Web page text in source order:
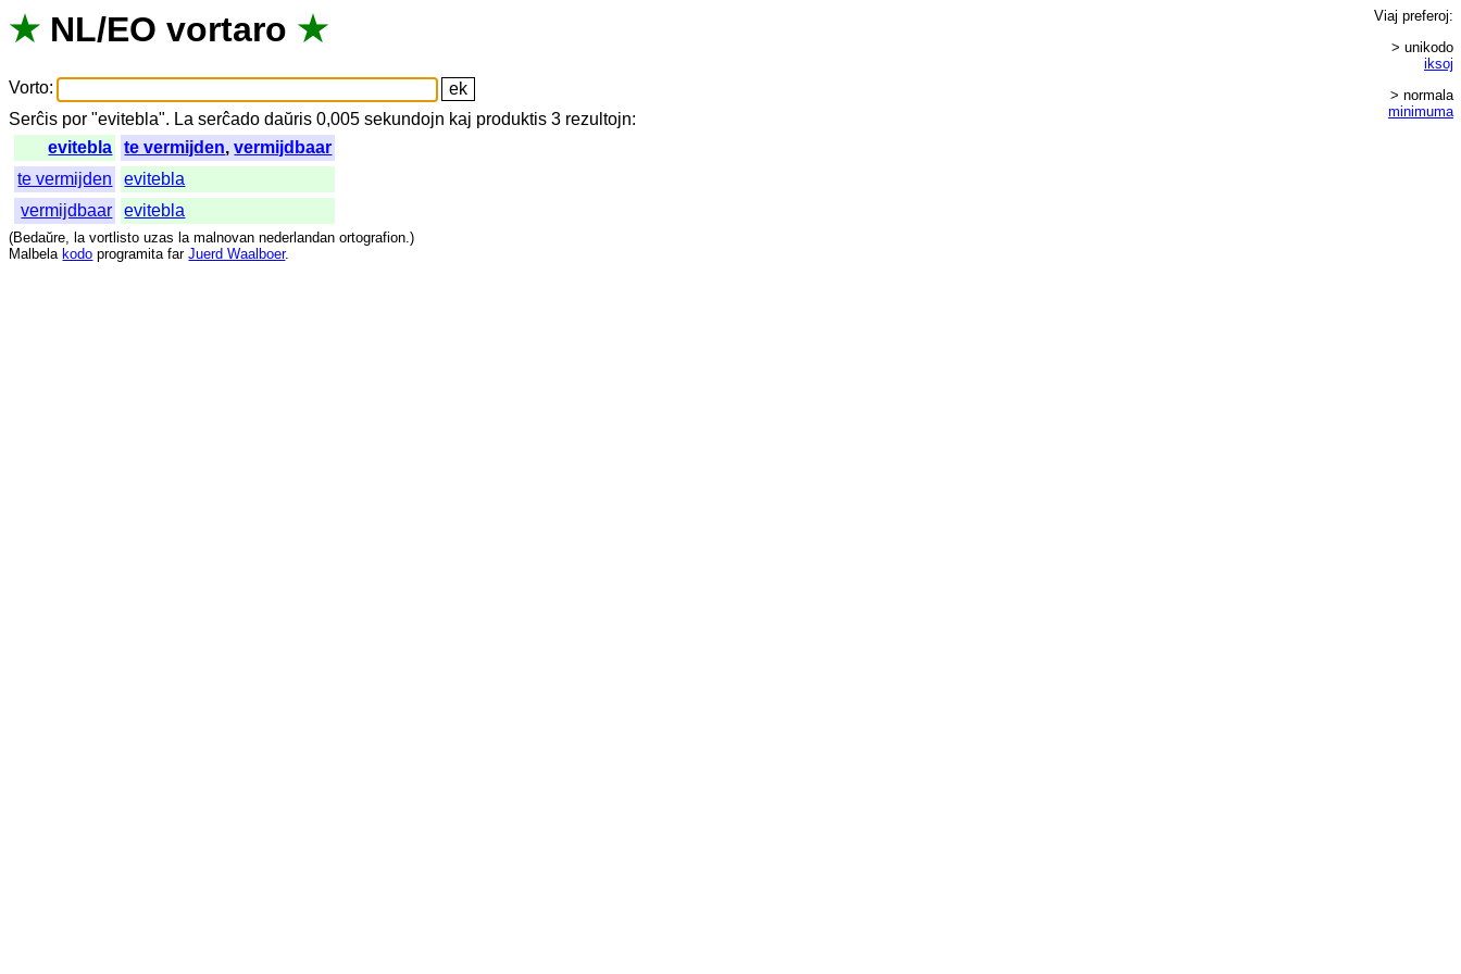
★ NL/EO vortaro ★
Vorto:
Serĉis por "evitebla". La serĉado daŭris 0,005sekundojn kaj produktis 3 rezultojn:
evitebla
te vermijden,vermijdbaar
te vermijden
evitebla
vermijdbaar
evitebla
Viaj preferoj:
> unikodo
iksoj
> normala
minimuma
(Bedaŭre, la vortlisto uzas la malnovan nederlandan ortografion.)
Malbela kodo programita far Juerd Waalboer.